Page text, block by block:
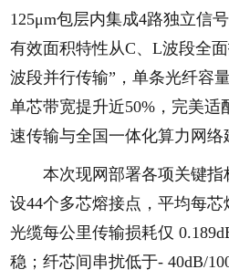
125μm包层内集成4路独立信
有效面积特性从C、L波段全
波段并行传输”，单条光纤容
单芯带宽提升近50%，完美
速传输与全国一体化算力网络
本次现网部署各项关键指
设44个多芯熔接点，平均每芯
光缆每公里传输损耗仅
稳；纤芯间串扰低于- 40dB/